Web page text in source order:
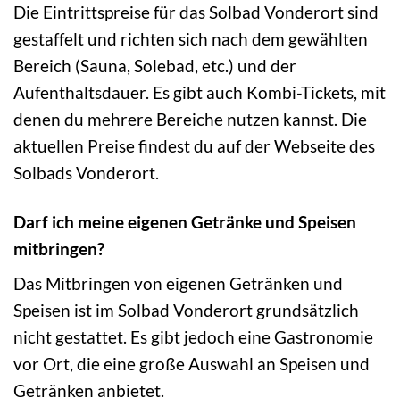
Die Eintrittspreise für das Solbad Vonderort sind
gestaffelt und richten sich nach dem gewählten
Bereich (Sauna, Solebad, etc.) und der
Aufenthaltsdauer. Es gibt auch Kombi-Tickets, mit
denen du mehrere Bereiche nutzen kannst. Die
aktuellen Preise findest du auf der Webseite des
Solbads Vonderort.
Darf ich meine eigenen Getränke und Speisen
mitbringen?
Das Mitbringen von eigenen Getränken und
Speisen ist im Solbad Vonderort grundsätzlich
nicht gestattet. Es gibt jedoch eine Gastronomie
vor Ort, die eine große Auswahl an Speisen und
Getränken anbietet.